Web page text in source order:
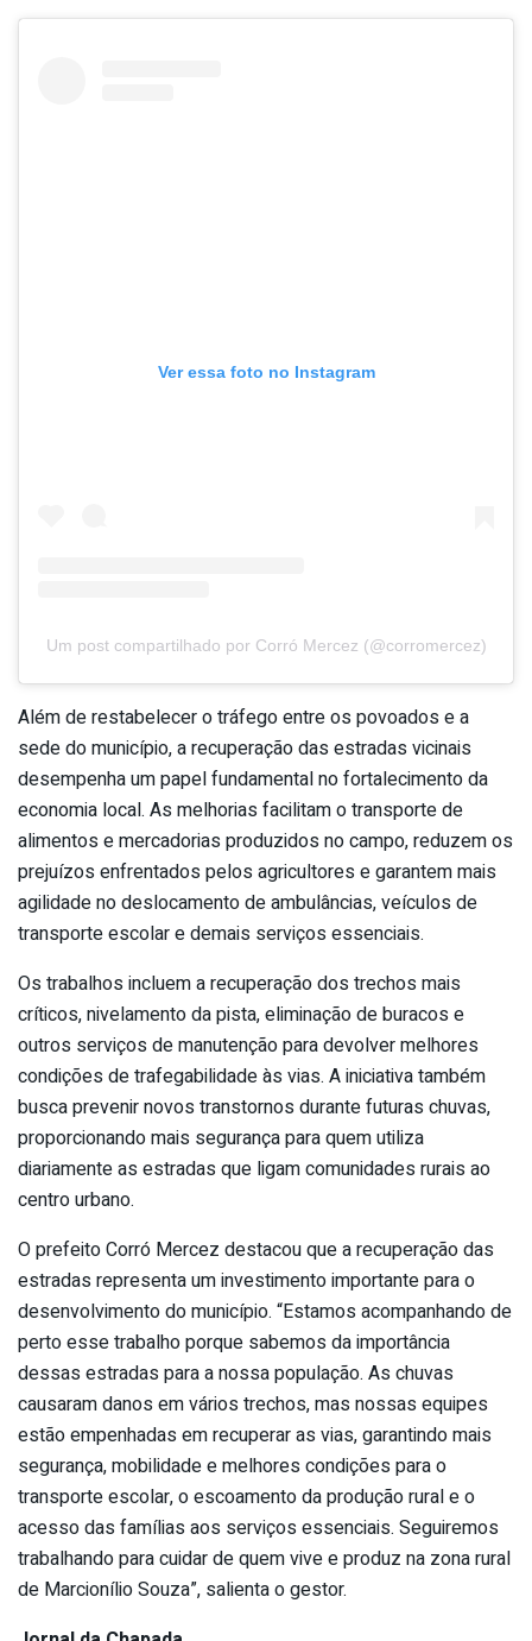
Ver essa foto no Instagram
Um post compartilhado por Corró Mercez (@corromercez)
Além de restabelecer o tráfego entre os povoados e a
sede do município, a recuperação das estradas vicinais
desempenha um papel fundamental no fortalecimento da
economia local. As melhorias facilitam o transporte de
alimentos e mercadorias produzidos no campo, reduzem os
prejuízos enfrentados pelos agricultores e garantem mais
agilidade no deslocamento de ambulâncias, veículos de
transporte escolar e demais serviços essenciais.
Os trabalhos incluem a recuperação dos trechos mais
críticos, nivelamento da pista, eliminação de buracos e
outros serviços de manutenção para devolver melhores
condições de trafegabilidade às vias. A iniciativa também
busca prevenir novos transtornos durante futuras chuvas,
proporcionando mais segurança para quem utiliza
diariamente as estradas que ligam comunidades rurais ao
centro urbano.
O prefeito Corró Mercez destacou que a recuperação das
estradas representa um investimento importante para o
desenvolvimento do município. “Estamos acompanhando de
perto esse trabalho porque sabemos da importância
dessas estradas para a nossa população. As chuvas
causaram danos em vários trechos, mas nossas equipes
estão empenhadas em recuperar as vias, garantindo mais
segurança, mobilidade e melhores condições para o
transporte escolar, o escoamento da produção rural e o
acesso das famílias aos serviços essenciais. Seguiremos
trabalhando para cuidar de quem vive e produz na zona rural
de Marcionílio Souza”, salienta o gestor.